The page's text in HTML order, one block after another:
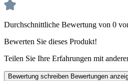
Durchschnittliche Bewertung von 0
Bewerten Sie dieses Produkt!
Teilen Sie Ihre Erfahrungen mit
Bewertung schreiben Bewertungen